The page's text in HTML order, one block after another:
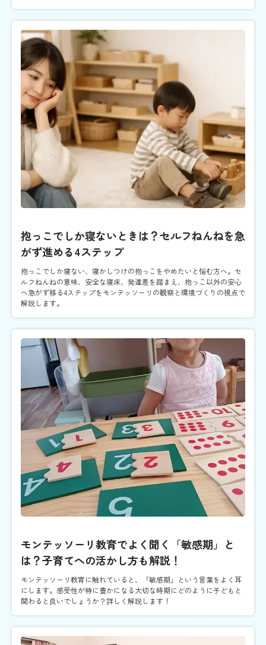
抱っこでしか寝ないときは？セルフねんねを急
がず進める4ステップ
抱っこでしか寝ない、寝かしつけの抱っこをやめたいと悩む方へ。セ
ルフねんねの意味、安全な寝床、発達差を踏まえ、抱っこ以外の安心
へ急がず移る4ステップをモンテッソーリの観察と環境づくりの視点で
解説します。
モンテッソーリ教育でよく聞く「敏感期」と
は？子育てへの活かし方も解説！
モンテッソーリ教育に触れていると、「敏感期」という言葉をよく耳
にします。感受性が特に豊かになる大切な時期にどのように子どもと
関わると良いでしょうか？詳しく解説します！